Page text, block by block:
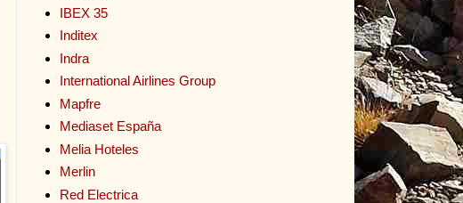
IBEX 35
Inditex
Indra
International Airlines Group
Mapfre
Mediaset España
Melia Hoteles
Merlin
Red Electrica